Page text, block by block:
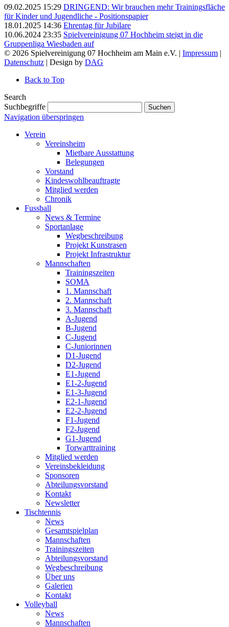
09.02.2025 15:29 DRINGEND: Wir brauchen mehr Trainingsfläche
für Kinder und Jugendliche - Positionspapier
18.01.2025 14:36 Ehrentag für Jubilare
10.06.2024 23:35 Spielvereinigung 07 Hochheim steigt in die
Gruppenliga Wiesbaden auf
© 2026 Spielvereinigung 07 Hochheim am Main e.V. | Impressum |
Datenschutz | Design by DAG
Back to Top
Search
Suchbegriffe
Suchen
Navigation überspringen
Verein
Vereinsheim
Mietbare Ausstattung
Belegungen
Vorstand
Kindeswohlbeauftragte
Mitglied werden
Chronik
Fussball
News & Termine
Sportanlage
Wegbeschreibung
Projekt Kunstrasen
Projekt Infrastruktur
Mannschaften
Trainingszeiten
SOMA
1. Mannschaft
2. Mannschaft
3. Mannschaft
A-Jugend
B-Jugend
C-Jugend
C-Juniorinnen
D1-Jugend
D2-Jugend
E1-Jugend
E1-2-Jugend
E1-3-Jugend
E2-1-Jugend
E2-2-Jugend
F1-Jugend
F2-Jugend
G1-Jugend
Torwarttraining
Mitglied werden
Vereinsbekleidung
Sponsoren
Abteilungsvorstand
Kontakt
Newsletter
Tischtennis
News
Gesamtspielplan
Mannschaften
Trainingszeiten
Abteilungsvorstand
Wegbeschreibung
Über uns
Galerien
Kontakt
Volleyball
News
Mannschaften